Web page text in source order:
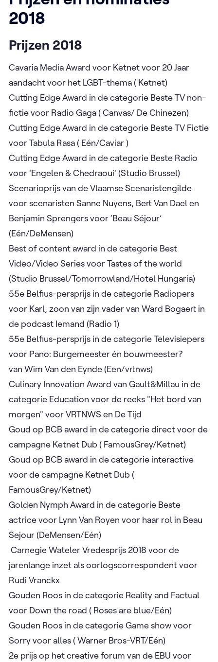
2018
Prijzen 2018
Cavaria Media Award voor Ketnet voor 20 Jaar
aandacht voor het LGBT-thema ( Ketnet)
Cutting Edge Award in de categorie Beste TV non-
fictie voor Radio Gaga ( Canvas/ De Chinezen)
Cutting Edge Award in de categorie Beste TV Fictie
voor Tabula Rasa ( Eén/Caviar )
Cutting Edge Award in de categorie Beste Radio
voor 'Engelen & Chedraoui' (Studio Brussel)
Scenarioprijs van de Vlaamse Scenaristengilde
voor scenaristen Sanne Nuyens, Bert Van Dael en
Benjamin Sprengers voor ‘Beau Séjour’
(Eén/DeMensen)
Best of content award in de categorie Best
Video/Video Series voor Tastes of the world
(Studio Brussel/Tomorrowland/Hotel Hungaria)
55e Belfius-persprijs in de categorie Radiopers
voor Karl, zoon van zijn vader van Ward Bogaert in
de podcast Iemand (Radio 1)
55e Belfius-persprijs in de categorie Televisiepers
voor Pano: Burgemeester én bouwmeester?
van Wim Van den Eynde (Een/vrtnws)
Culinary Innovation Award van Gault&Millau in de
categorie Education voor de reeks "Het bord van
morgen" voor VRTNWS en De Tijd
Goud op BCB award in de categorie direct voor de
campagne Ketnet Dub ( FamousGrey/Ketnet)
Goud op BCB award in de categorie interactive
voor de campagne Ketnet Dub (
FamousGrey/Ketnet)
Golden Nymph Award in de categorie Beste
actrice voor Lynn Van Royen voor haar rol in Beau
Sejour (DeMensen/Eén)
Carnegie Wateler Vredesprijs 2018 voor de
jarenlange inzet als oorlogscorrespondent voor
Rudi Vranckx
Gouden Roos in de categorie Reality and Factual
voor Down the road ( Roses are blue/Eén)
Gouden Roos in de categorie Game show voor
Sorry voor alles ( Warner Bros-VRT/Eén)
2e prijs op het creative forum van de EBU voor